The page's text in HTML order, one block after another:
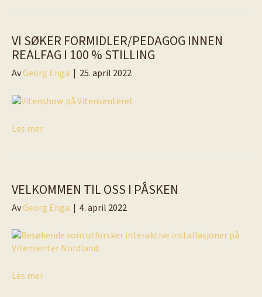
VI SØKER FORMIDLER/PEDAGOG INNEN
REALFAG I 100 % STILLING
AvGeorg Enga | 25. april 2022
Les mer
VELKOMMEN TIL OSS I PÅSKEN
AvGeorg Enga | 4. april 2022
Les mer